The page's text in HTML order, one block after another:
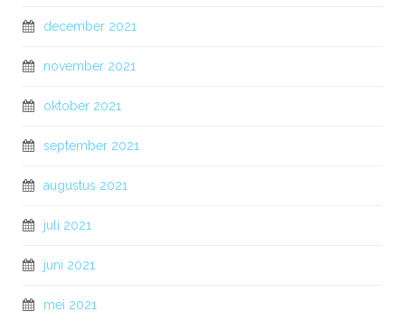
december 2021
november 2021
oktober 2021
september 2021
augustus 2021
juli 2021
juni 2021
mei 2021